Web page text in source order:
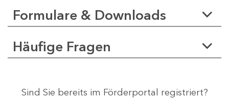
Formulare & Downloads
Häufige Fragen
Sind Sie bereits im Förderportal registriert?